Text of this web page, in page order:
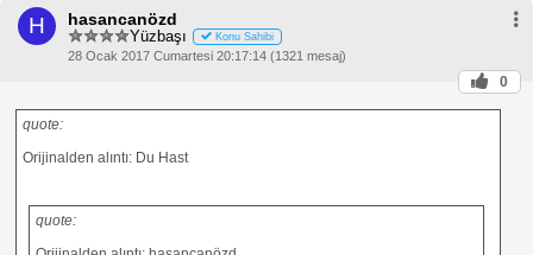
H hasancanözd
Yüzbaşı Konu Sahibi
28 Ocak 2017 Cumartesi 20:17:14 (1321 mesaj)
0
quote:
Orijinalden alıntı: Du Hast
quote: